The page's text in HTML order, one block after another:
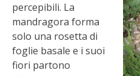
MEDICINA DEI
SCONTI NOVEMBRE
COMPO
percepibili. La
mandragora forma
solo una rosetta di
foglie basale e i suoi
fiori partono